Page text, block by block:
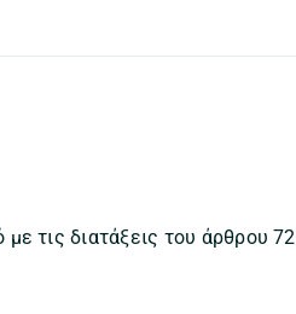
τις διατάξεις του άρθρου 72